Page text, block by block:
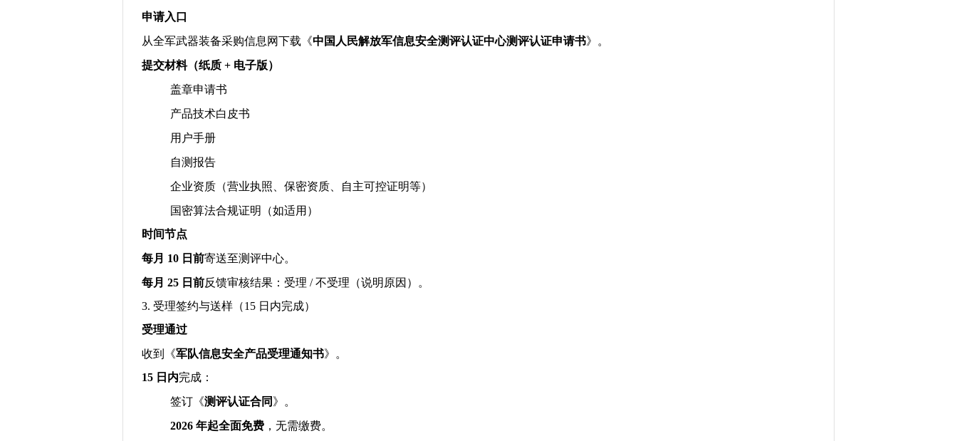
申请入口
从全军武器装备采购信息网下载《中国人民解放军信息安全测评认证中心测评认证申请书》。
提交材料（纸质 + 电子版）
盖章申请书
产品技术白皮书
用户手册
自测报告
企业资质（营业执照、保密资质、自主可控证明等）
国密算法合规证明（如适用）
时间节点
每月 10 日前寄送至测评中心。
每月 25 日前反馈审核结果：受理 /不受理（说明原因）。
3. 受理签约与送样（15 日内完成）
受理通过
收到《军队信息安全产品受理通知书》。
15 日内完成：
签订《测评认证合同 》。
2026 年起全面免费 ，无需缴费。